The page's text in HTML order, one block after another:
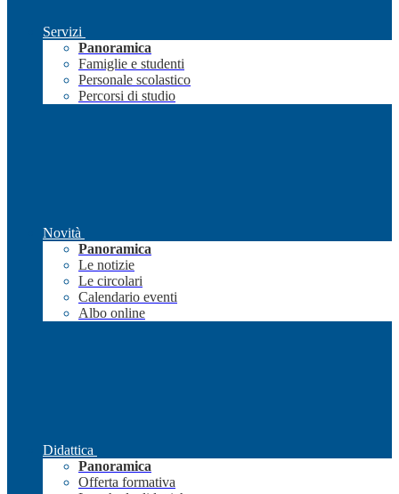
Servizi
Panoramica
Famiglie e studenti
Personale scolastico
Percorsi di studio
Novità
Panoramica
Le notizie
Le circolari
Calendario eventi
Albo online
Didattica
Panoramica
Offerta formativa